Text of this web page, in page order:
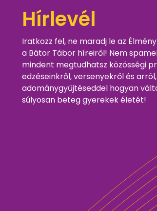
Hírlevél
Iratkozz fel, ne maradj le az
a Bátor Tábor híreiről! Nem
mindent megtudhatsz közösségi
edzéseinkről, versenyekről és arról,
adománygyűjtéseddel hogyan
súlyosan beteg gyerekek életét!